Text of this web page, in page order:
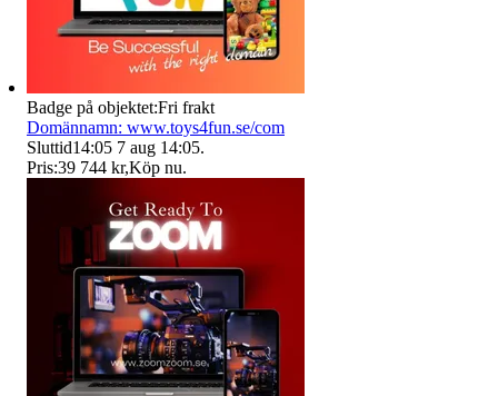
Badge på objektet:Fri frakt
Domännamn: www.toys4fun.se/com
Sluttid14:05 7 aug 14:05.
Pris:39 744 kr,Köp nu.